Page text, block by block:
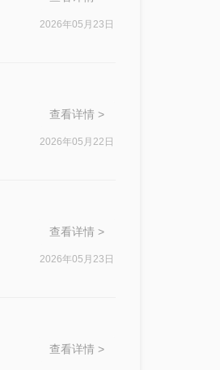
2026年05月23日
查看详情 >
2026年05月22日
查看详情 >
2026年05月23日
查看详情 >